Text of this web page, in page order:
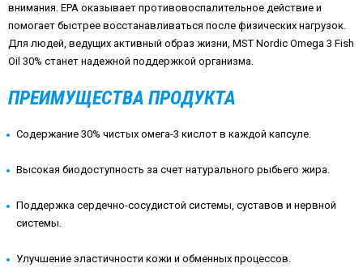
внимания. EPA оказывает противовоспалительное действие и
помогает быстрее восстанавливаться после физических нагрузок.
Для людей, ведущих активный образ жизни, MST Nordic Omega 3 Fish
Oil 30% станет надежной поддержкой организма.
ПРЕИМУЩЕСТВА ПРОДУКТА
Содержание 30% чистых омега-3 кислот в каждой капсуле.
Высокая биодоступность за счет натурального рыбьего жира.
Поддержка сердечно-сосудистой системы, суставов и нервной
системы.
Улучшение эластичности кожи и обменных процессов.